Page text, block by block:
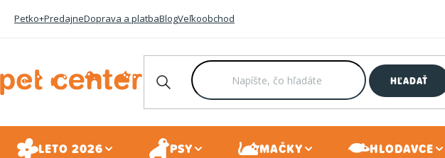
Petko+PredajneDoprava a platbaBlogVeľkoobchod
HĽADAŤ
LETO 2026 PSY MAČKY HLODAVCE